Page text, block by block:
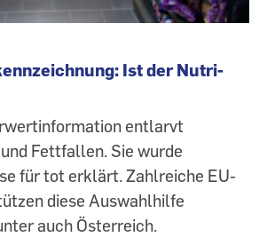
Ist der Nutri-
entlarvt
Fettfallen. Sie wurde
für tot erklärt. Zahlreiche EU-
diese Auswahlhilfe
auch Österreich.